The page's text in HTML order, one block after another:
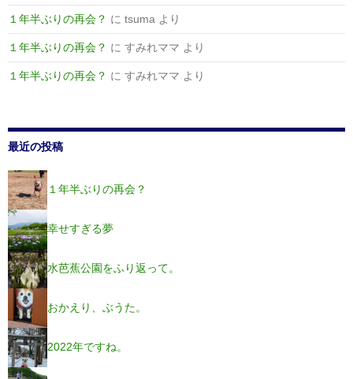
１年半ぶりの再会？ に tsuma より
１年半ぶりの再会？ に すみれママ より
１年半ぶりの再会？ に すみれママ より
最近の投稿
１年半ぶりの再会？
幸せすぎる夢
水芭蕉公園をふり返って。
おかえり、ぶうた。
2022年ですね。